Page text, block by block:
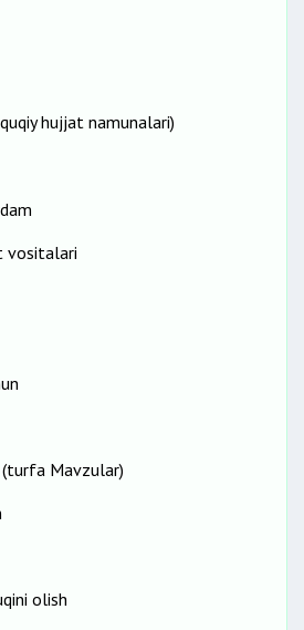
hujjat namunalari)
vositalari
Mavzular)
olish